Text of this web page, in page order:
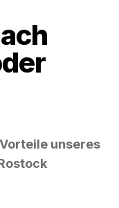
unseres